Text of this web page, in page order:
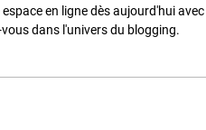
en ligne dès aujourd'hui avec
dans l'univers du blogging.